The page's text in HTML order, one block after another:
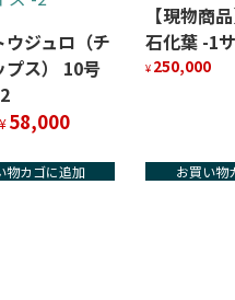
ウジュロ（チ
プス） 10号
元
¥58,000現
の
価
物カゴに追加
【現物商
石化葉 -1
¥ 250,000
お買い物